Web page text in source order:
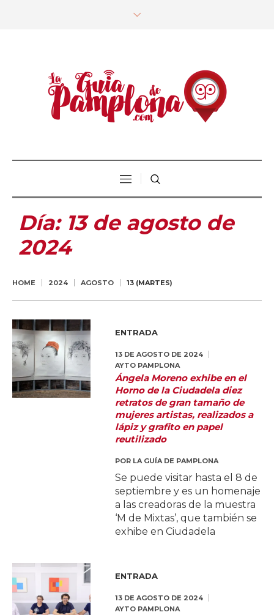
Día: 13 de agosto de
2024
HOME 2024 AGOSTO 13 (MARTES)
ENTRADA
13 DE AGOSTO DE 2024
AYTO PAMPLONA
Ángela Moreno exhibe en el
Horno de la Ciudadela diez
retratos de gran tamaño de
mujeres artistas, realizados a
lápiz y grafito en papel
reutilizado
POR LA GUÍA DE PAMPLONA
Se puede visitar hasta el 8 de
septiembre y es un homenaje
a las creadoras de la muestra
‘M de Mixtas’, que también se
exhibe en Ciudadela
ENTRADA
13 DE AGOSTO DE 2024
AYTO PAMPLONA